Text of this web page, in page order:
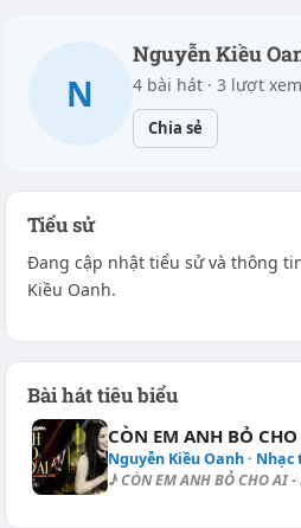
N
Nguyễn Kiều
4 bài hát · 3 lượt xem
Chia sẻ
Tiểu sử
Đang cập nhật tiểu sử và thông
Kiều Oanh.
Bài hát tiêu biểu
CÒN EM ANH BỎ
Nguyễn Kiều Oanh · Nhạc